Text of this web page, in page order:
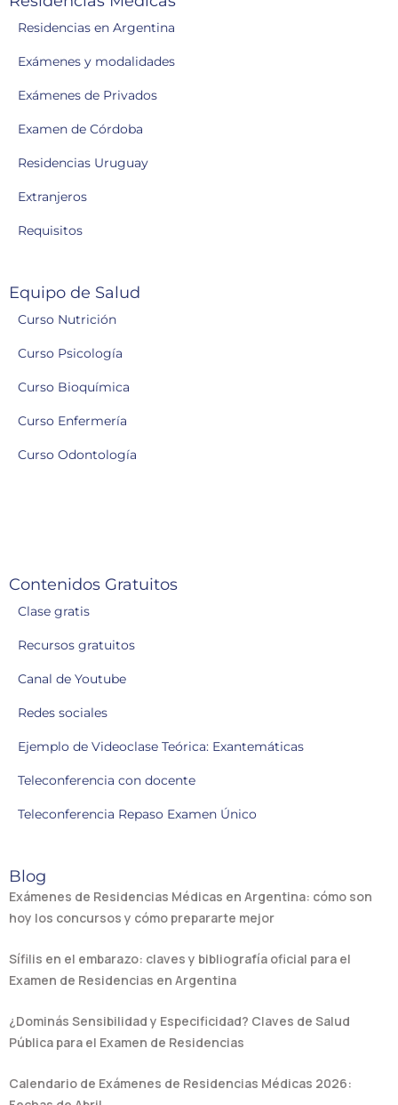
Residencias en Argentina
Exámenes y modalidades
Exámenes de Privados
Examen de Córdoba
Residencias Uruguay
Extranjeros
Requisitos
Equipo de Salud
Curso Nutrición
Curso Psicología
Curso Bioquímica
Curso Enfermería
Curso Odontología
Contenidos Gratuitos
Clase gratis
Recursos gratuitos
Canal de Youtube
Redes sociales
Ejemplo de Videoclase Teórica: Exantemáticas
Teleconferencia con docente
Teleconferencia Repaso Examen Único
Blog
Exámenes de Residencias Médicas en Argentina: cómo son
hoy los concursos y cómo prepararte mejor
Sífilis en el embarazo: claves y bibliografía oficial para el
Examen de Residencias en Argentina
¿Dominás Sensibilidad y Especificidad? Claves de Salud
Pública para el Examen de Residencias
Calendario de Exámenes de Residencias Médicas 2026: